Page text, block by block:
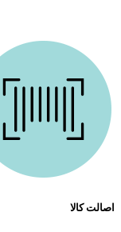
اصالت کالا